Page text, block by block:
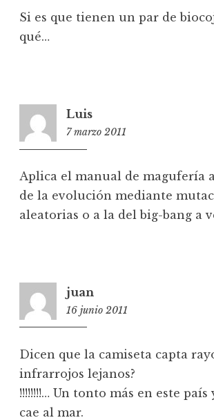
Si es que tienen un par de
qué…
Luis
7 marzo 2011
Aplica el manual de magufería
de la evolución mediante
aleatorias o a la del big-bang a
juan
16 junio 2011
Dicen que la camiseta capta
infrarrojos lejanos?
!!!!!!!!… Un tonto más en este país
cae al mar.